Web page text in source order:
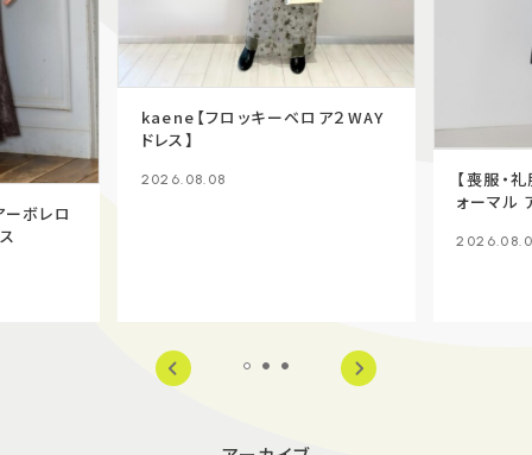
ボレロ
kaene【フロッキーベロア２WAY
ドレス】
2026.08.08
【喪服・
ォーマル